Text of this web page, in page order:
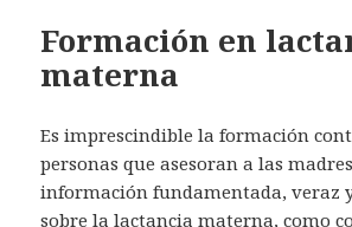
Formación en
materna
Es imprescindible la formación
personas que asesoran a las
información fundamentada, veraz
sobre la lactancia materna, como